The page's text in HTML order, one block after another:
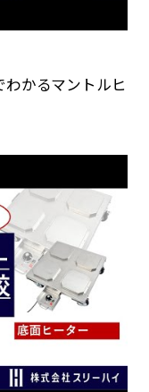
わかるマントルヒ